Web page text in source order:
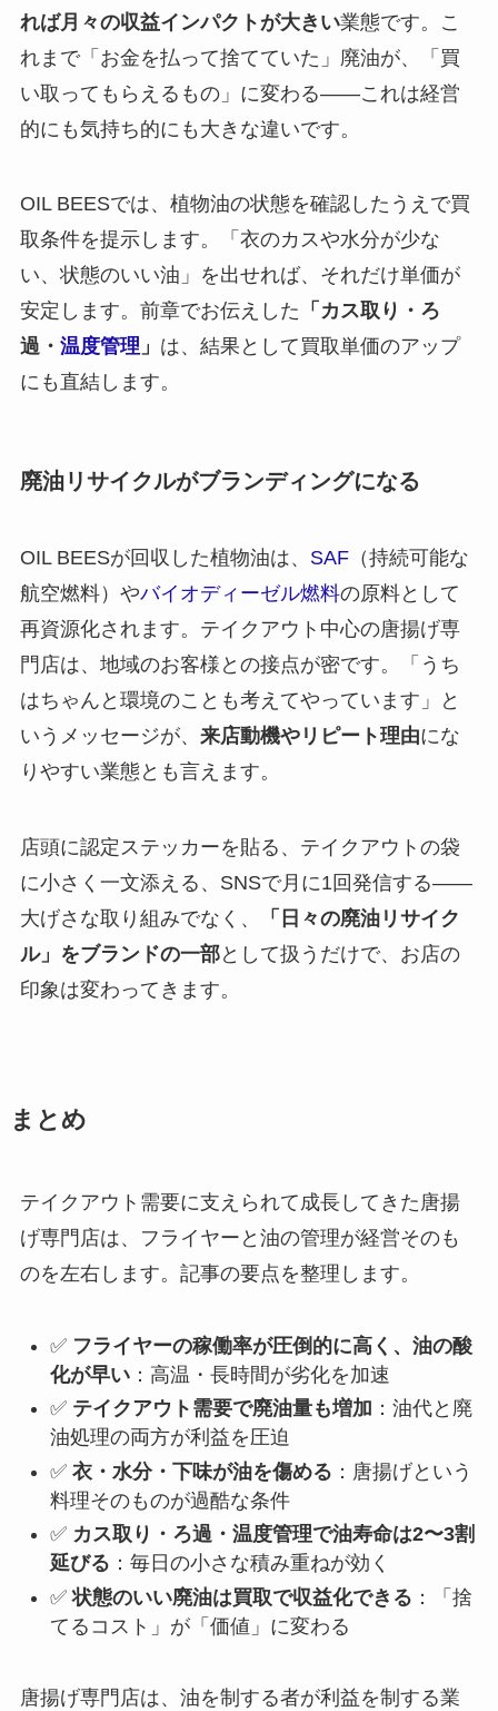
れば月々の収益インパクトが大きい業態です。こ
れまで「お金を払って捨てていた」廃油が、「買
い取ってもらえるもの」に変わる——これは経営
的にも気持ち的にも大きな違いです。
OIL BEESでは、植物油の状態を確認したうえで買
取条件を提示します。「衣のカスや水分が少な
い、状態のいい油」を出せれば、それだけ単価が
安定します。前章でお伝えした 「カス取り・ろ
過・ 温度管理 」 は、結果として買取単価のアップ
にも直結します。
廃油リサイクルがブランディングになる
OIL BEESが回収した植物油は、 SAF（持続可能な
航空燃料）やバイオディーゼル燃料の原料として
再資源化されます。テイクアウト中心の唐揚げ専
門店は、地域のお客様との接点が密です。「うち
はちゃんと環境のことも考えてやっています」と
いうメッセージが、 来店動機やリピート理由にな
りやすい業態とも言えます。
店頭に認定ステッカーを貼る、テイクアウトの袋
に小さく一文添える、SNSで月に1回発信する——
大げさな取り組みでなく、
「日々の廃油リサイク
ル」をブランドの一部として扱うだけで、お店の
印象は変わってきます。
まとめ
テイクアウト需要に支えられて成長してきた唐揚
げ専門店は、フライヤーと油の管理が経営そのも
のを左右します。記事の要点を整理します。
✅ フライヤーの稼働率が圧倒的に高く、油の酸
化が早い：高温・長時間が劣化を加速
✅ テイクアウト需要で廃油量も増加 ：油代と廃
油処理の両方が利益を圧迫
✅ 衣・水分・下味が油を傷める ：唐揚げという
料理そのものが過酷な条件
✅ カス取り・ろ過・温度管理で油寿命は2〜3割
延びる ：毎日の小さな積み重ねが効く
✅状態のいい廃油は買取で収益化できる ：「捨
てるコスト」が「価値」に変わる
唐揚げ専門店は、油を制する者が利益を制する業